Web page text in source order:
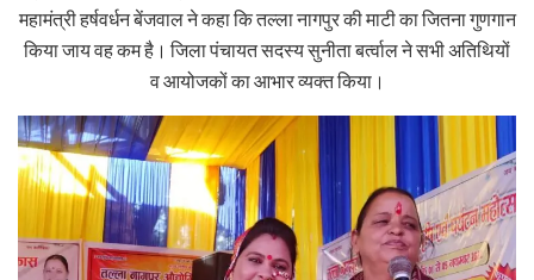
महामंत्री हर्षवर्धन बेंजवाल ने कहा कि तल्ला नागपुर की माटी का जितना गुणगान
किया जाय वह कम है। जिला पंचायत सदस्य सुनीता बर्त्वाल ने सभी अतिथियों
व आयोजकों का आभार व्यक्त किया।